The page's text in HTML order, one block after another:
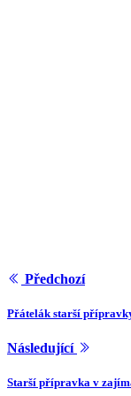
Předchozí
Přátelák starší
Následující
Starší přípravka v